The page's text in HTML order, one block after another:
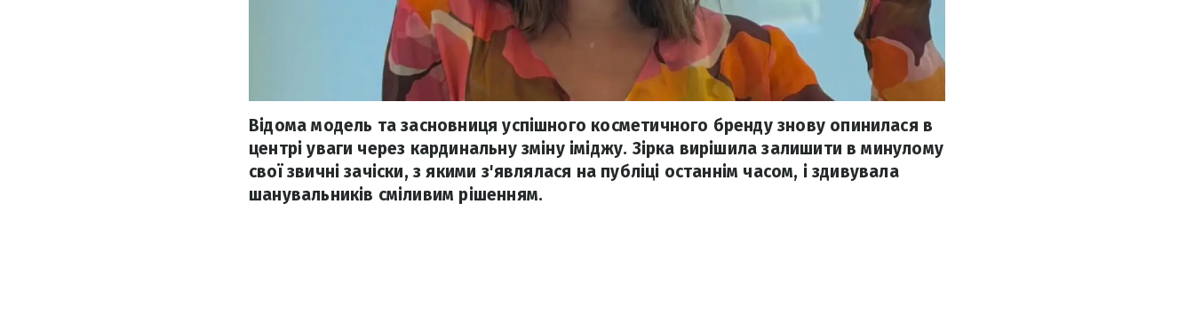
Відома модель та засновниця успішного косметичного бренду знову опинилася в
центрі уваги через кардинальну зміну іміджу. Зірка вирішила залишити в минулому
свої звичні зачіски, з якими з'являлася на публіці останнім часом, і здивувала
шанувальників сміливим рішенням.